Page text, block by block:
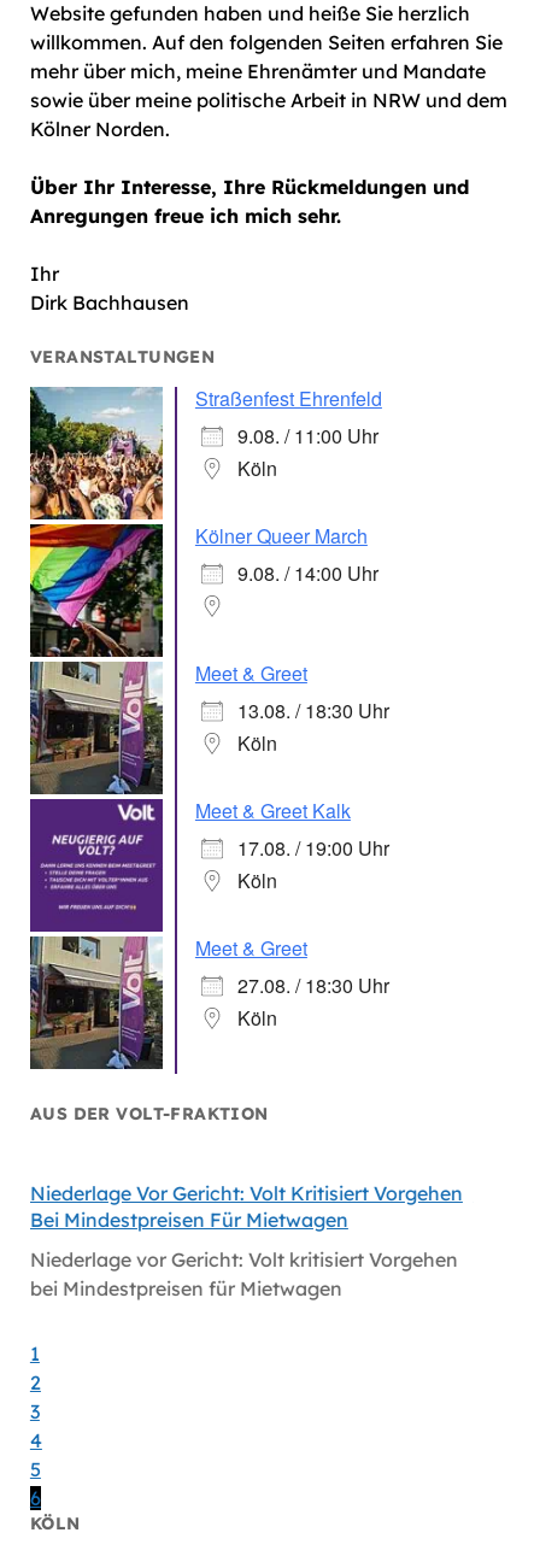
Website gefunden haben und heiße Sie herzlich
willkommen. Auf den folgenden Seiten erfahren Sie
mehr über mich, meine Ehrenämter und Mandate
sowie über meine politische Arbeit in NRW und dem
Kölner Norden.
Über Ihr Interesse, Ihre Rückmeldungen und
Anregungen freue ich mich sehr.
Ihr
Dirk Bachhausen
VERANSTALTUNGEN
Straßenfest Ehrenfeld
9.08. / 11:00 Uhr
Köln
Kölner Queer March
9.08. / 14:00 Uhr
Meet & Greet
13.08. / 18:30 Uhr
Köln
Meet & Greet Kalk
17.08. / 19:00 Uhr
Köln
Meet & Greet
27.08. / 18:30 Uhr
Köln
AUS DER VOLT-FRAKTION
Niederlage Vor Gericht: Volt Kritisiert Vorgehen
Bei Mindestpreisen Für Mietwagen
Niederlage vor Gericht: Volt kritisiert Vorgehen
bei Mindestpreisen für Mietwagen
1
2
3
4
5
6
KÖLN